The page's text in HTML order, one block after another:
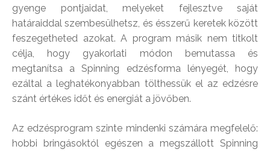
gyenge pontjaidat, melyeket fejlesztve saját
határaiddal szembesülhetsz, és ésszerű keretek között
feszegetheted azokat. A program másik nem titkolt
célja, hogy gyakorlati módon bemutassa és
megtanítsa a Spinning edzésforma lényegét, hogy
ezáltal a leghatékonyabban tölthessük el az edzésre
szánt értékes időt és energiát a jövőben.
Az edzésprogram szinte mindenki számára megfelelő:
hobbi bringásoktól egészen a megszállott Spinning